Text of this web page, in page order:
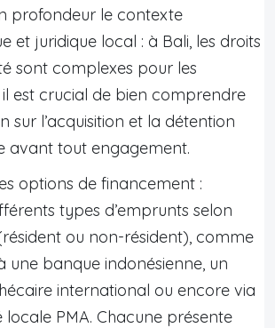
profondeur le contexte
et juridique local : à Bali, les droits
sont complexes pour les
est crucial de bien comprendre
sur l’acquisition et la détention
avant tout engagement.
options de financement :
types d’emprunts selon
ou non-résident), comme
une banque indonésienne, un
international ou encore via
locale PMA. Chacune présente